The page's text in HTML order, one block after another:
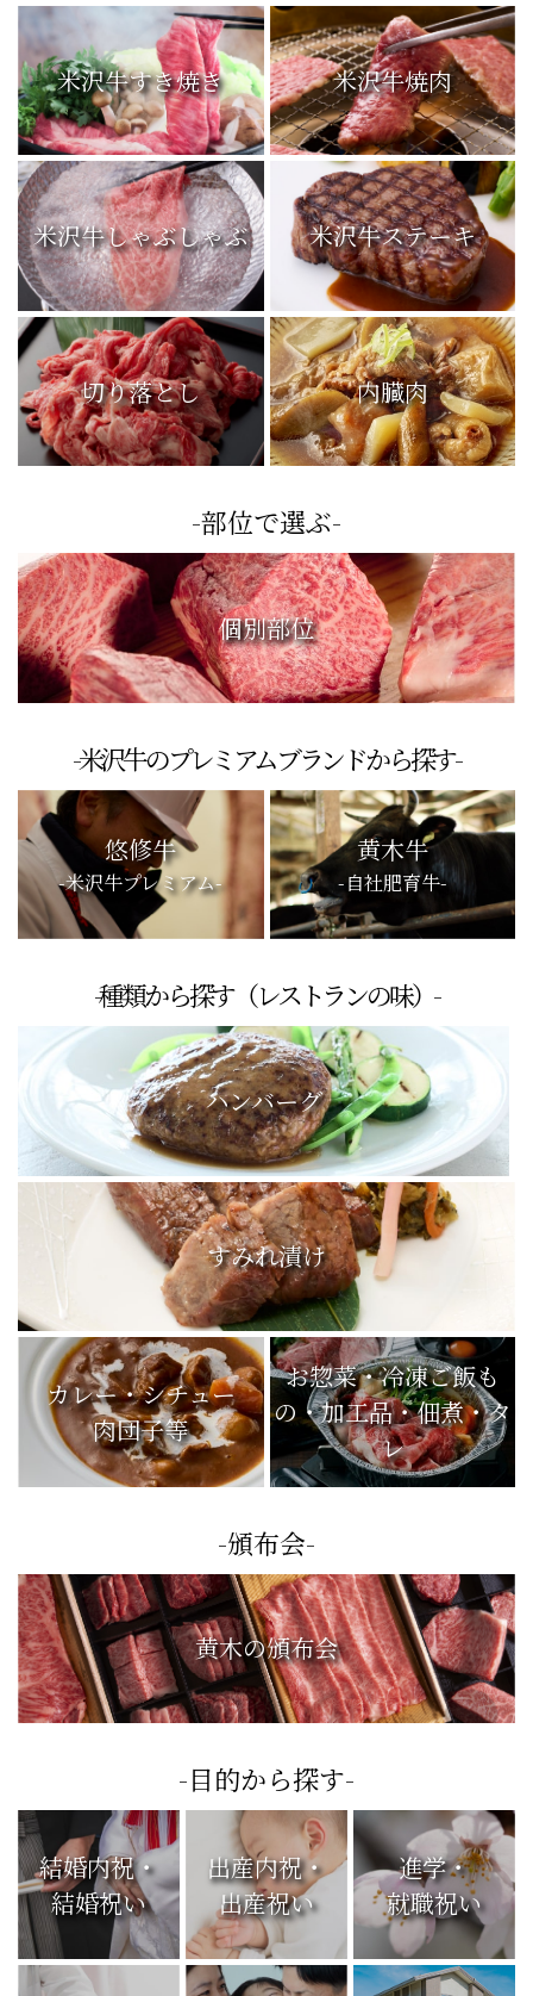
米沢牛すき焼き 米沢牛焼肉
米沢牛しゃぶしゃぶ 米沢牛ステーキ
切り落とし 内臓肉
-部位で選ぶ-
個別部位
-米沢牛のプレミアムブランドから探す-
悠修牛
-米沢牛プレミアム-
黄木牛
-自社肥育牛-
-種類から探す（レストランの味）-
ハンバーグ
すみれ漬け
カレー・シチュー
肉団子等
お惣菜・冷凍ご飯も
の・加工品・佃煮・タ
レ
-頒布会-
黄木の頒布会
-目的から探す-
結婚内祝・
結婚祝い
出産内祝・
出産祝い
進学・
就職祝い